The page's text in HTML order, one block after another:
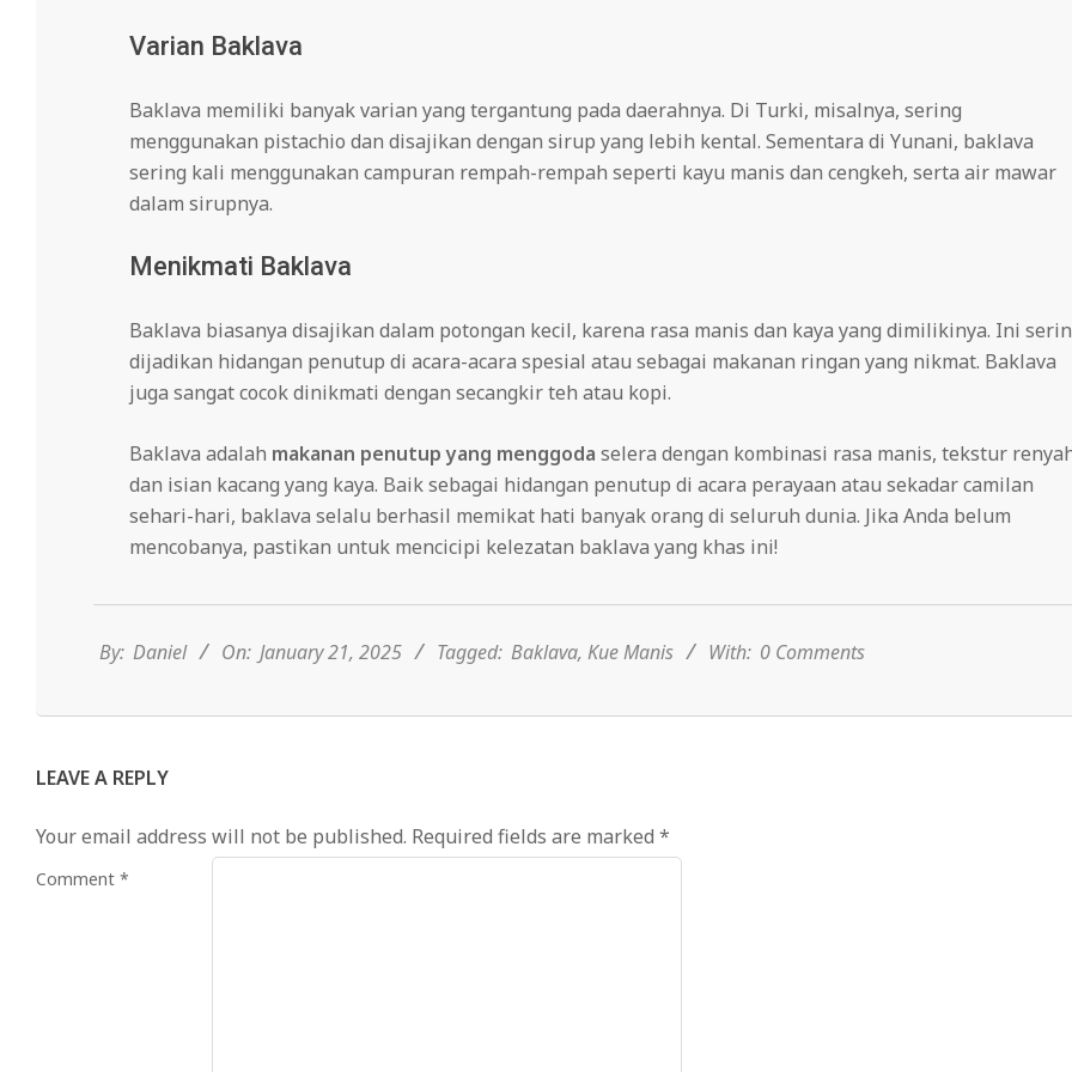
Varian Baklava
Baklava memiliki banyak varian yang tergantung pada daerahnya. Di Turki, misalnya, sering
menggunakan pistachio dan disajikan dengan sirup yang lebih kental. Sementara di Yunani, baklava
sering kali menggunakan campuran rempah-rempah seperti kayu manis dan cengkeh, serta air mawar
dalam sirupnya.
Menikmati Baklava
Baklava biasanya disajikan dalam potongan kecil, karena rasa manis dan kaya yang dimilikinya. Ini
dijadikan hidangan penutup di acara-acara spesial atau sebagai makanan ringan yang nikmat. Baklava
juga sangat cocok dinikmati dengan secangkir teh atau kopi.
Baklava adalah makanan penutup yang menggoda selera dengan kombinasi rasa manis, tekstur
dan isian kacang yang kaya. Baik sebagai hidangan penutup di acara perayaan atau sekadar camilan
sehari-hari, baklava selalu berhasil memikat hati banyak orang di seluruh dunia. Jika Anda belum
mencobanya, pastikan untuk mencicipi kelezatan baklava yang khas ini!
21
By: Daniel On: January 21, 2025 Tagged: Baklava, Kue Manis With: 0 Comments
LEAVE A REPLY
Your email address will not be published. Required fields are marked *
Comment *